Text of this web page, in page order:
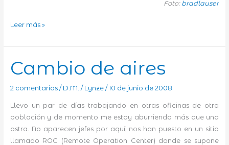
Foto: bradlauser
El
Leer más »
Cambio de aires
2 comentarios / D.M. / Lynze / 10 de junio de 2008
Llevo un par de días trabajando en otras oficinas de otra
población y de momento me estoy aburriendo más que una
ostra. No aparecen jefes por aquí, nos han puesto en un sitio
llamado ROC (Remote Operation Center) donde se supone